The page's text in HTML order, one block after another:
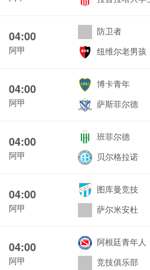
04:00
阿甲
防卫者
纽维尔老男孩
04:00
阿甲
博卡青年
萨斯菲尔德
04:00
阿甲
班菲尔德
贝尔格拉诺
04:00
阿甲
图库曼竞技
萨尔米安杜
04:00
阿甲
阿根廷青年人
竞技俱乐部